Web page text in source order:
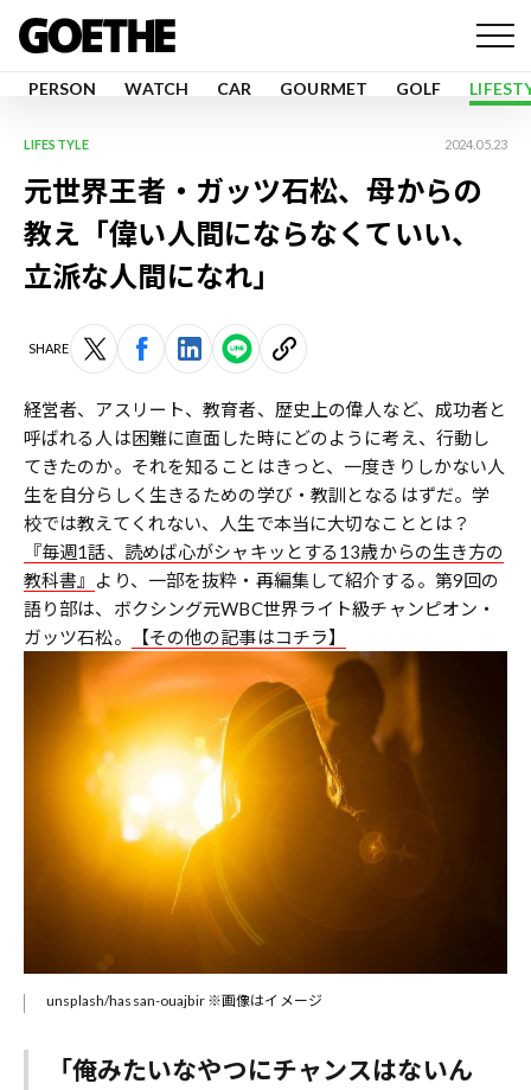
PERSON WATCH CAR GOURMET GOLF
LIFESTYLE 2024.05.23
元世界王者・ガッツ石松、母からの
教え「偉い人間にならなくていい、
立派な人間になれ」
SHARE
経営者、アスリート、教育者、歴史上の偉人など、成功者と
呼ばれる人は困難に直面した時にどのように考え、行動し
てきたのか。それを知ることはきっと、一度きりしかない人
生を自分らしく生きるための学び・教訓となるはずだ。学
校では教えてくれない、人生で本当に大切なこととは？
『毎週1話、読めば心がシャキッとする13歳からの生き方の
教科書』 より、一部を抜粋・再編集して紹介する。第9回の
語り部は、ボクシング元WBC世界ライト級チャンピオン・
ガッツ石松。
【その他の記事はコチラ】
unsplash/hassan-ouajbir ※画像はイメージ
「俺みたいなやつにチャンスはないん